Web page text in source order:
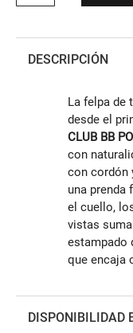
DESCRIPCIÓN
La felpa de
desde el
CLUB BB
con
con cordón
una prenda
el cuello,
vistas
estampado
que encaja
DISPONIBILIDAD